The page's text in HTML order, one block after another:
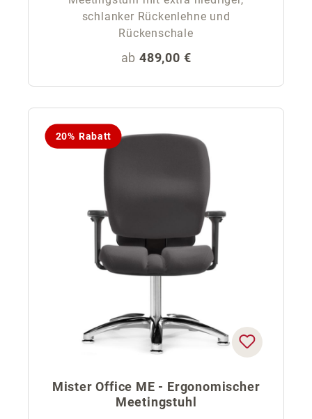
schlanker Rückenlehne und
Rückenschale
Regulärer Preis:
ab 489,00 €
20% Rabatt
Mister Office ME - Ergonomischer
Meetingstuhl